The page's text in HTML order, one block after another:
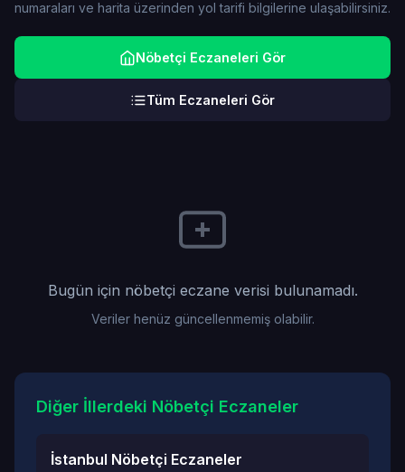
numaraları ve harita üzerinden yol tarifi bilgilerine ulaşabilirsiniz.
Nöbetçi Eczaneleri Gör
Tüm Eczaneleri Gör
Bugün için nöbetçi eczane verisi bulunamadı.
Veriler henüz güncellenmemiş olabilir.
Diğer İllerdeki Nöbetçi Eczaneler
İstanbul Nöbetçi Eczaneler